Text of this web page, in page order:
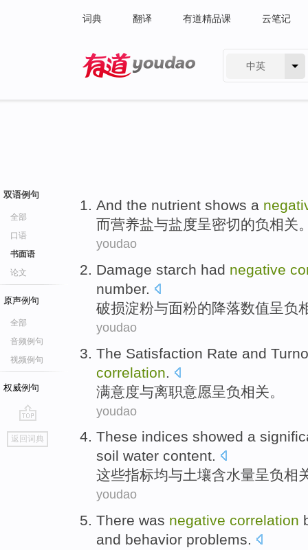
词典 翻译 有道精品课 云笔记
中英
双语例句
全部
口语
书面语
论文
原声例句
全部
音频例句
视频例句
权威例句
go
top
返回词典
And the nutrient shows a
而营养盐与盐度呈密切的负相关
youdao
Damage starch had negative
number.
破损淀粉与面粉的降落数值呈负
youdao
The Satisfaction Rate and
correlation
满意度与离职意愿呈负相关。
youdao
These indices showed a
soil water content.
这些指标均与土壤含水量呈负相
youdao
There was negative correlation
and behavior problems.